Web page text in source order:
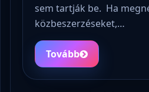
sem tartják be. Ha
közbeszerzéseket,…
Tovább